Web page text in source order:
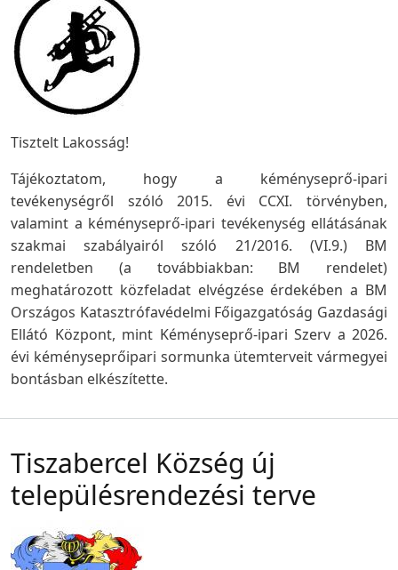
Tisztelt Lakosság!
Tájékoztatom, hogy a kéményseprő-ipari
tevékenységről szóló 2015. évi CCXI. törvényben,
valamint a kéményseprő-ipari tevékenység ellátásának
szakmai szabályairól szóló 21/2016. (VI.9.) BM
rendeletben (a továbbiakban: BM rendelet)
meghatározott közfeladat elvégzése érdekében a BM
Országos Katasztrófavédelmi Főigazgatóság Gazdasági
Ellátó Központ, mint Kéményseprő-ipari Szerv a 2026.
évi kéményseprőipari sormunka ütemterveit vármegyei
bontásban elkészítette.
Tiszabercel Község új
településrendezési terve